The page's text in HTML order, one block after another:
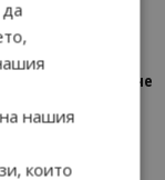
– Изживяване
нашия
които